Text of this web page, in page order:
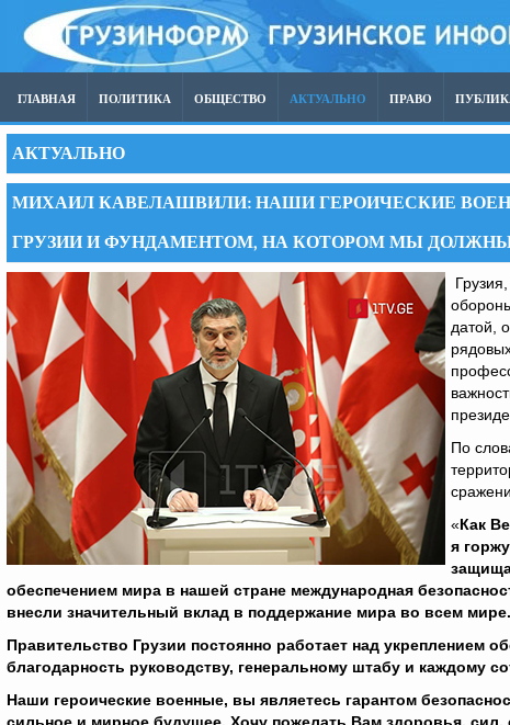
ГЛАВНАЯ ПОЛИТИКА ОБЩЕСТВО АКТУАЛЬНО ПРАВО
АКТУАЛЬНО
МИХАИЛ КАВЕЛАШВИЛИ: НАШИ ГЕРОИЧЕСКИЕ
ГРУЗИИ И ФУНДАМЕНТОМ, НА КОТОРОМ МЫ
датой,
По
«Как
я
обеспечением мира в нашей стране международная
внесли значительный вклад в поддержание мира во всем мире.
Правительство Грузии постоянно работает над
благодарность руководству, генеральному штабу и каждому
Наши героические военные, вы являетесь гарантом